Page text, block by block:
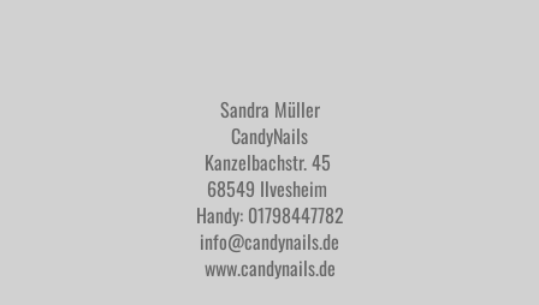
Sandra Müller
CandyNails
Kanzelbachstr. 45
68549 Ilvesheim
Handy: 01798447782
info@candynails.de
www.candynails.de